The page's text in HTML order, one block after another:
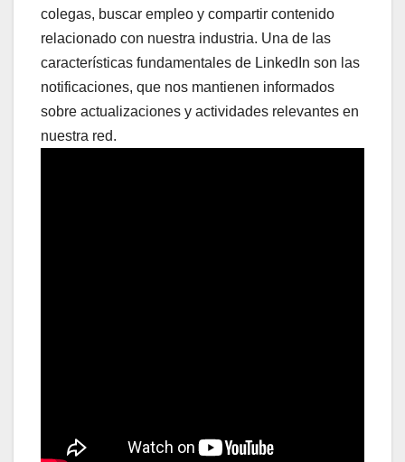
colegas, buscar empleo y compartir contenido
relacionado con nuestra industria. Una de las
características fundamentales de LinkedIn son las
notificaciones, que nos mantienen informados
sobre actualizaciones y actividades relevantes en
nuestra red.